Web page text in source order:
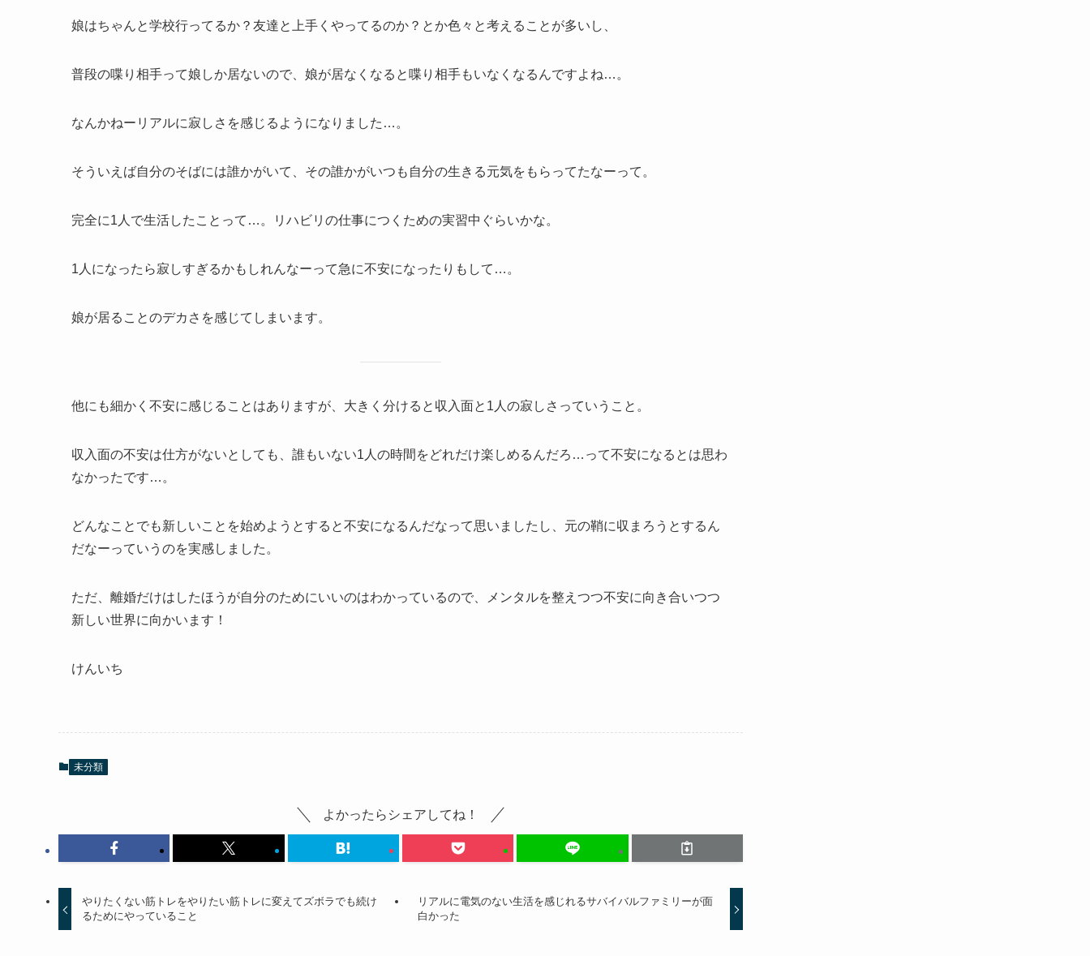
娘はちゃんと学校行ってるか？友達と上手くやってるのか？とか色々と考えることが多いし、
普段の喋り相手って娘しか居ないので、娘が居なくなると喋り相手もいなくなるんですよね…。
なんかねーリアルに寂しさを感じるようになりました…。
そういえば自分のそばには誰かがいて、その誰かがいつも自分の生きる元気をもらってたなーって。
完全に1人で生活したことって…。リハビリの仕事につくための実習中ぐらいかな。
1人になったら寂しすぎるかもしれんなーって急に不安になったりもして…。
娘が居ることのデカさを感じてしまいます。
他にも細かく不安に感じることはありますが、大きく分けると収入面と1人の寂しさっていうこと。
収入面の不安は仕方がないとしても、誰もいない1人の時間をどれだけ楽しめるんだろ…って不安になるとは思わ
なかったです…。
どんなことでも新しいことを始めようとすると不安になるんだなって思いましたし、元の鞘に収まろうとするん
だなーっていうのを実感しました。
ただ、離婚だけはしたほうが自分のためにいいのはわかっているので、メンタルを整えつつ不安に向き合いつつ
新しい世界に向かいます！
けんいち
未分類
よかったらシェアしてね！
やりたくない筋トレをやりたい筋トレに変えてズボラでも続け
るためにやっていること
リアルに電気のない生活を感じれるサバイバルファミリーが面
白かった